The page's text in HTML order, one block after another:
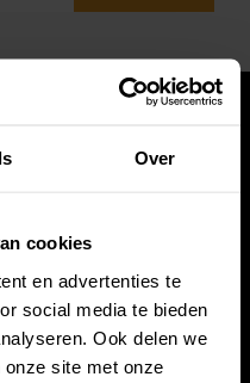
Over
cookies
en advertenties te
social media te bieden
Ook delen we
site met onze
van Lelystad en